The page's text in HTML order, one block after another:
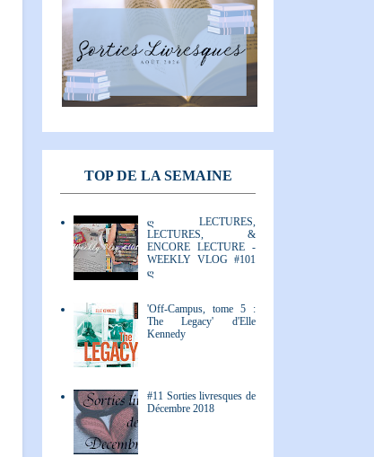
TOP DE LA SEMAINE
ღ LECTURES,
LECTURES, &
ENCORE LECTURE -
WEEKLY VLOG #101
ღ
'Off-Campus, tome 5 :
The Legacy' d'Elle
Kennedy
#11 Sorties livresques de
Décembre 2018